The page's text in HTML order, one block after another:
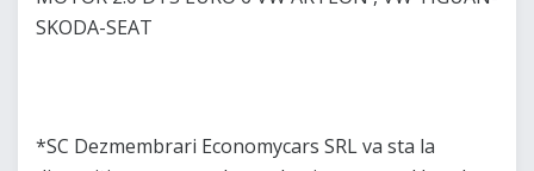
SKODA-SEAT
*SC Dezmembrari Economycars SRL va sta la